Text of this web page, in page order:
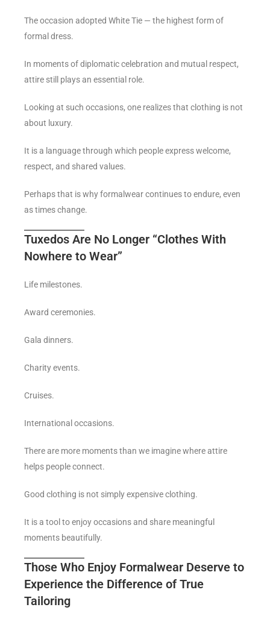
The occasion adopted White Tie — the highest form of
formal dress.
In moments of diplomatic celebration and mutual respect,
attire still plays an essential role.
Looking at such occasions, one realizes that clothing is not
about luxury.
It is a language through which people express welcome,
respect, and shared values.
Perhaps that is why formalwear continues to endure, even
as times change.
Tuxedos Are No Longer “Clothes With
Nowhere to Wear”
Life milestones.
Award ceremonies.
Gala dinners.
Charity events.
Cruises.
International occasions.
There are more moments than we imagine where attire
helps people connect.
Good clothing is not simply expensive clothing.
It is a tool to enjoy occasions and share meaningful
moments beautifully.
Those Who Enjoy Formalwear Deserve to
Experience the Difference of True
Tailoring